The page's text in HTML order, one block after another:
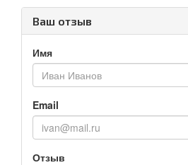
Ваш отзыв
Имя
Email
Отзыв